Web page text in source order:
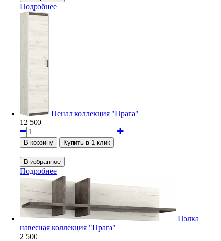
Подробнее
Пенал коллекция "Прага"
12 500
Подробнее
Полка
навесная коллекция "Прага"
2 500